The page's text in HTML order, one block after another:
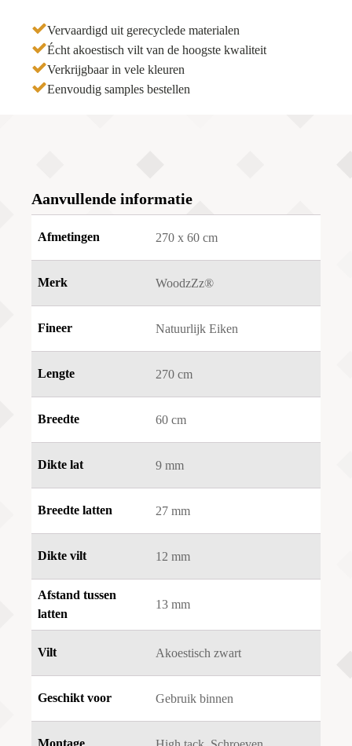
Vervaardigd uit gerecyclede materialen
Écht akoestisch vilt van de hoogste kwaliteit
Verkrijgbaar in vele kleuren
Eenvoudig samples bestellen
Aanvullende informatie
Afmetingen 270 x 60 cm
Merk WoodzZz®
Fineer Natuurlijk Eiken
Lengte 270 cm
Breedte 60 cm
Dikte lat 9 mm
Breedte latten 27 mm
Dikte vilt 12 mm
Afstand tussen
latten
13 mm
Vilt Akoestisch zwart
Geschikt voor Gebruik binnen
Montage